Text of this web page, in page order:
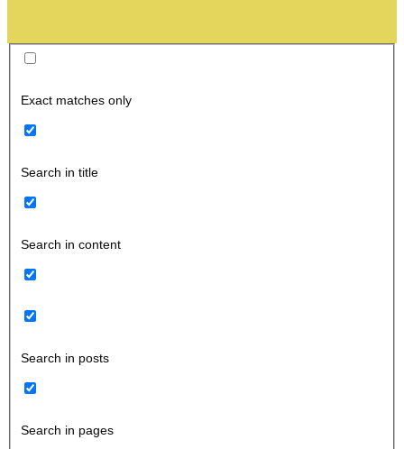
Exact matches only
Search in title
Search in content
Search in posts
Search in pages